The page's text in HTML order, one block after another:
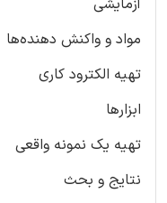
آزمایشی
مواد و واکنش دهنده‌ها
تهیه الکترود کاری
ابزارها
تهیه یک نمونه واقعی
نتایج و بحث